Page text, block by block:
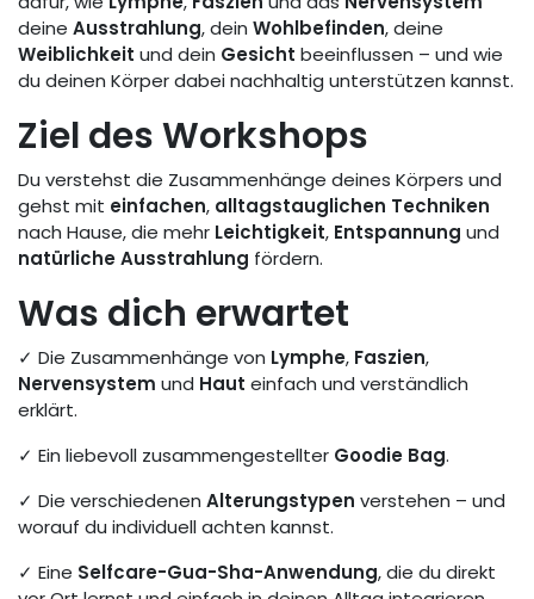
deine Ausstrahlung, dein Wohlbefinden, deine
Weiblichkeit und dein Gesicht beeinflussen – und wie
du deinen Körper dabei nachhaltig unterstützen kannst.
Ziel des Workshops
Du verstehst die Zusammenhänge deines Körpers und
gehst mit einfachen, alltagstauglichen Techniken
nach Hause, die mehr Leichtigkeit, Entspannung und
natürliche Ausstrahlung fördern.
Was dich erwartet
✓ Die Zusammenhänge von Lymphe, Faszien,
Nervensystem und Haut einfach und verständlich
erklärt.
✓ Ein liebevoll zusammengestellter Goodie Bag.
✓ Die verschiedenen Alterungstypen verstehen – und
worauf du individuell achten kannst.
✓ Eine Selfcare-Gua-Sha-Anwendung, die du direkt